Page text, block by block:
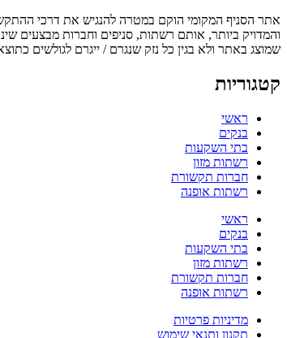
אתר הסניף המקומי הוקם במטרה להנגיש את דרכי
והמדויק ביותר, אותם רשתות, סניפים וחברות מבצעים
שמוצג באתר ולא בגין כל נזק שנגרם / ייגרם לגולשים
קטגוריות
ראשי
בנקים
בתי השקעות
רשתות מזון
חברות תקשורת
רשתות אופנה
ראשי
בנקים
בתי השקעות
רשתות מזון
חברות תקשורת
רשתות אופנה
מדיניות פרטיות
תקנון ותנאי שימוש